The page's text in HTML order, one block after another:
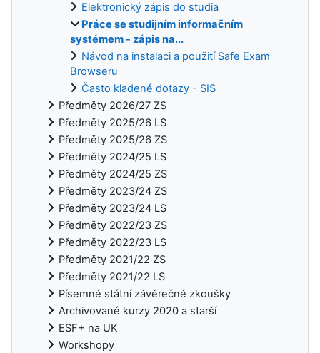
Elektronický zápis do studia
Práce se studijním informačním
systémem - zápis na...
Návod na instalaci a použití Safe Exam
Browseru
Často kladené dotazy - SIS
Předměty 2026/27 ZS
Předměty 2025/26 LS
Předměty 2025/26 ZS
Předměty 2024/25 LS
Předměty 2024/25 ZS
Předměty 2023/24 ZS
Předměty 2023/24 LS
Předměty 2022/23 ZS
Předměty 2022/23 LS
Předměty 2021/22 ZS
Předměty 2021/22 LS
Písemné státní závěrečné zkoušky
Archivované kurzy 2020 a starší
ESF+ na UK
Workshopy